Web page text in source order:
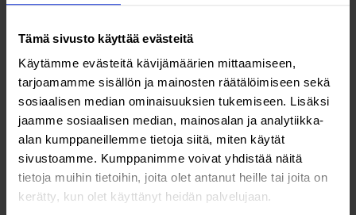
Tämä sivusto käyttää evästeitä
Käytämme evästeitä kävijämäärien mittaamiseen,
tarjoamamme sisällön ja mainosten räätälöimiseen sekä
sosiaalisen median ominaisuuksien tukemiseen. Lisäksi
jaamme sosiaalisen median, mainosalan ja analytiikka-
alan kumppaneillemme tietoja siitä, miten käytät
sivustoamme. Kumppanimme voivat yhdistää näitä
tietoja muihin tietoihin, joita olet antanut heille tai joita on
kerätty, kun olet käyttänyt heidän palvelujaan.
Terveys & hyvinvointi
Harkitsetko kilpirauhasarvojen
mittausta? Tutustu
kilpirauhastestiin